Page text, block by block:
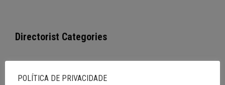
Directorist Categories
Empresas e Serviços
POLÍTICA DE PRIVACIDADE